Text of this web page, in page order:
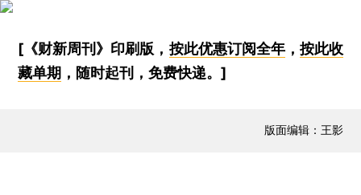
[《财新周刊》印刷版， 按此优惠订阅全年， 按此收
藏单期 ，随时起刊，免费快递。]
版面编辑：王影